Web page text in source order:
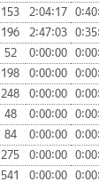
153 2:04:17
196 2:47:03
52 0:00:00
198 0:00:00
248 0:00:00
48 0:00:00
84 0:00:00
275 0:00:00
541 0:00:00